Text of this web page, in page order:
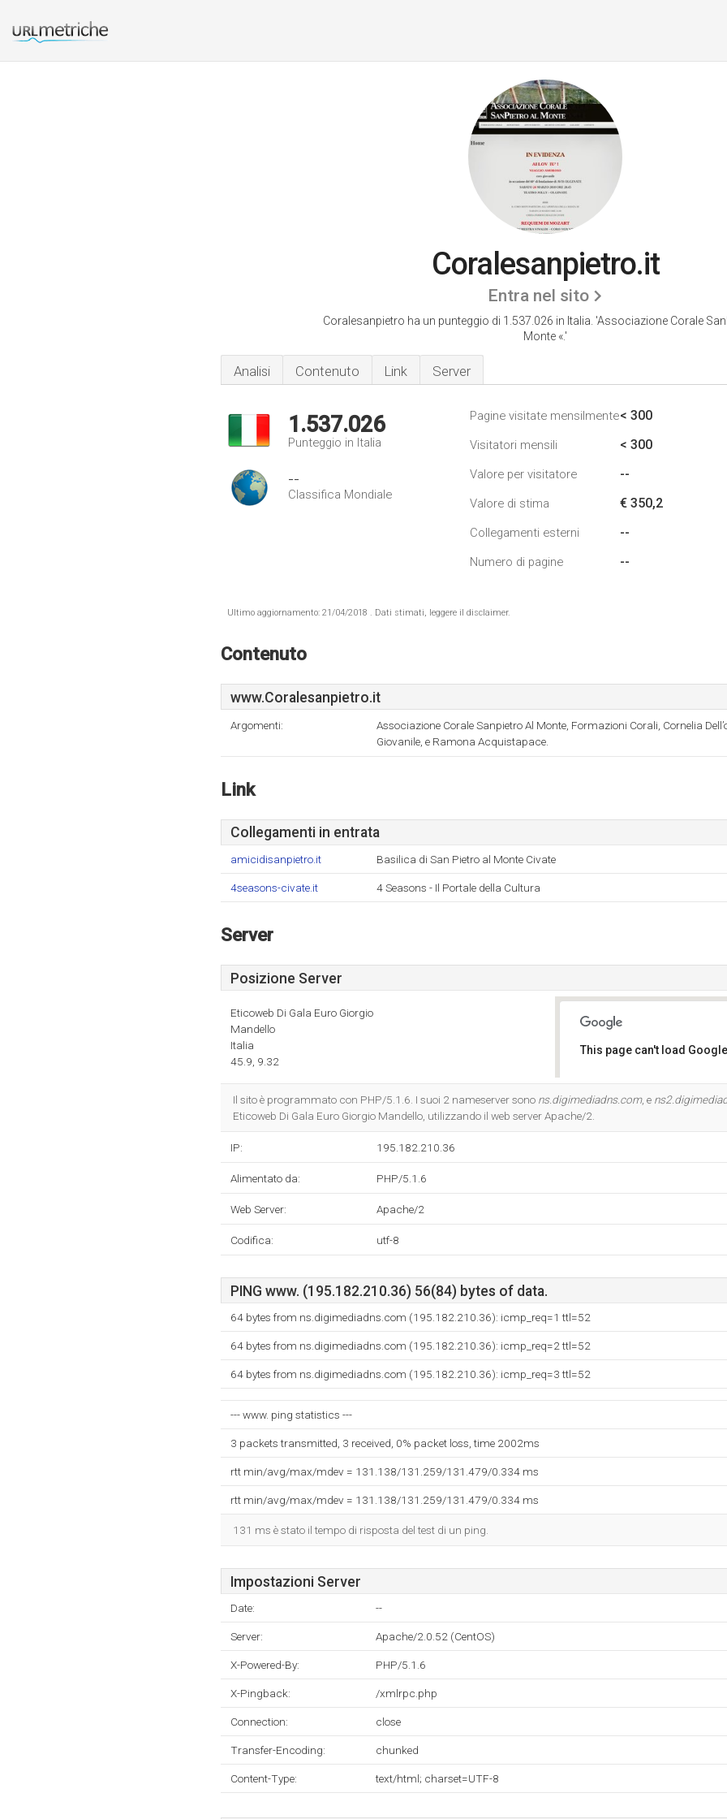
Coralesanpietro.it
Entra nel sito
Coralesanpietro ha un punteggio di 1.537.026 in Italia. 'Associazione Corale
Monte «.'
Analisi Contenuto Link Server
1.537.026
Punteggio in Italia
--
Classifica Mondiale
Pagine visitate mensilmente< 300
Visitatori mensili < 300
Valore per visitatore --
Valore di stima € 350,2
Collegamenti esterni --
Numero di pagine --
Ultimo aggiornamento: 21/04/2018 . Dati stimati, leggere il disclaimer.
Contenuto
www.Coralesanpietro.it
Argomenti:
Associazione Corale Sanpietro Al Monte, Formazioni Corali, Cornelia
Giovanile, e Ramona Acquistapace.
Link
Collegamenti in entrata
amicidisanpietro.it Basilica di San Pietro al Monte Civate
4seasons-civate.it 4 Seasons - Il Portale della Cultura
Server
Posizione Server
Eticoweb Di Gala Euro Giorgio
Mandello
Italia
45.9, 9.32
This page can't load
Il sito è programmato con PHP/5.1.6. I suoi 2 nameserver sono ns.digimediadns.com, e
Eticoweb Di Gala Euro Giorgio Mandello, utilizzando il web server Apache/2.
IP: 195.182.210.36
Alimentato da: PHP/5.1.6
Web Server: Apache/2
Codifica: utf-8
PING www. (195.182.210.36) 56(84) bytes of data.
64 bytes from ns.digimediadns.com (195.182.210.36): icmp_req=1 ttl=52
64 bytes from ns.digimediadns.com (195.182.210.36): icmp_req=2 ttl=52
64 bytes from ns.digimediadns.com (195.182.210.36): icmp_req=3 ttl=52
--- www. ping statistics ---
3 packets transmitted, 3 received, 0% packet loss, time 2002ms
rtt min/avg/max/mdev = 131.138/131.259/131.479/0.334 ms
rtt min/avg/max/mdev = 131.138/131.259/131.479/0.334 ms
131 ms è stato il tempo di risposta del test di un ping.
Impostazioni Server
Date: --
Server: Apache/2.0.52 (CentOS)
X-Powered-By: PHP/5.1.6
X-Pingback: /xmlrpc.php
Connection: close
Transfer-Encoding: chunked
Content-Type: text/html; charset=UTF-8